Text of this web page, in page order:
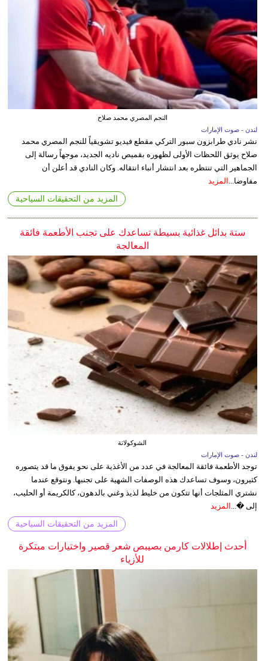
النجم المصري محمد صلاح
لندن - صوت الإمارات
نشر نادي طرابزون سبور التركي مقطع فيديو تشويقياً للنجم المصري محمد
صلاح يوثق اللحظات الأولى لظهوره بقميص ناديه الجديد، موجهاً رسالة إلى
الجماهير التي تنتظره بعد انتشار أنباء انتقاله. وكان النادي قد أعلن أن
مفاوضا... المزيد
المزيد من التحقيقات السياحية
ستة بدائل غذائية بسيطة تساعدك على تجنب الأطعمة فائقة
المعالجة
الشوكولاتة
لندن - صوت الإمارات
توجد الأطعمة فائقة المعالجة في عدد من الأغذية على نحو يفوق ما قد يتصوره
كثيرون، وسوف تساعدك هذه الوصفات الشهية على تجنبها. ونتوقع عندما
نشتري المثلجات أنها تتكون من خليط لذيذ وغني بالدهون، كالكريمة أو الحليب،
إلى �... المزيد
المزيد من التحقيقات السياحية
أحدث إطلالات كارمن بصيبص شعر قصير واختيارات مبتكرة
للأزياء